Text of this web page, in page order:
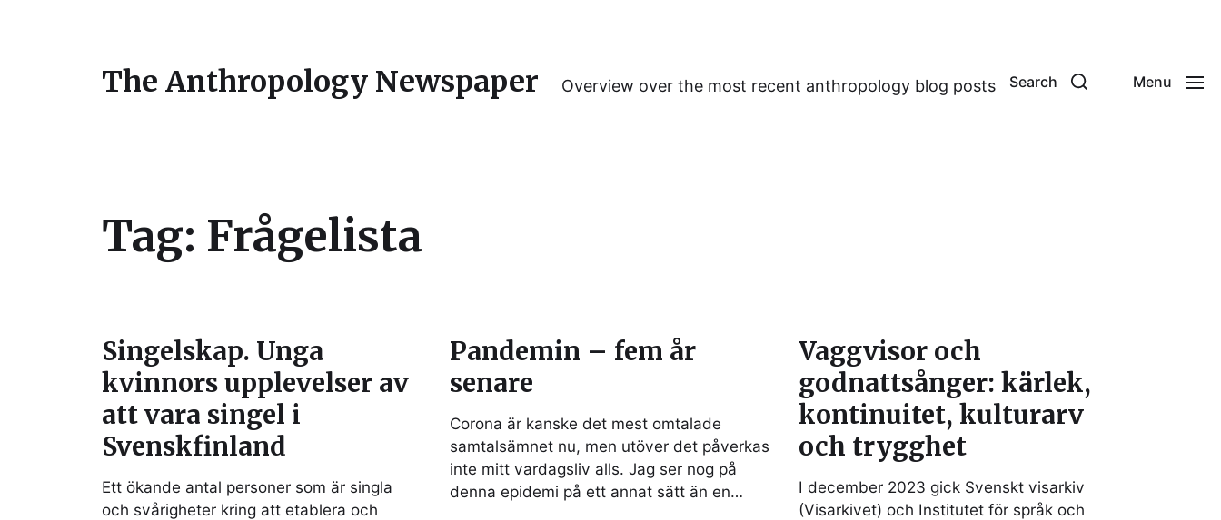
The Anthropology Newspaper Overview over the most recent anthropology blog posts Search Menu
Tag: Frågelista
Singelskap. Unga
kvinnors upplevelser av
att vara singel i
Svenskfinland
Ett ökande antal personer som är singla
och svårigheter kring att etablera och
Pandemin – fem år
senare
Corona är kanske det mest omtalade
samtalsämnet nu, men utöver det påverkas
inte mitt vardagsliv alls. Jag ser nog på
denna epidemi på ett annat sätt än en…
Vaggvisor och
godnattsånger: kärlek,
kontinuitet, kulturarv
och trygghet
I december 2023 gick Svenskt visarkiv
(Visarkivet) och Institutet för språk och